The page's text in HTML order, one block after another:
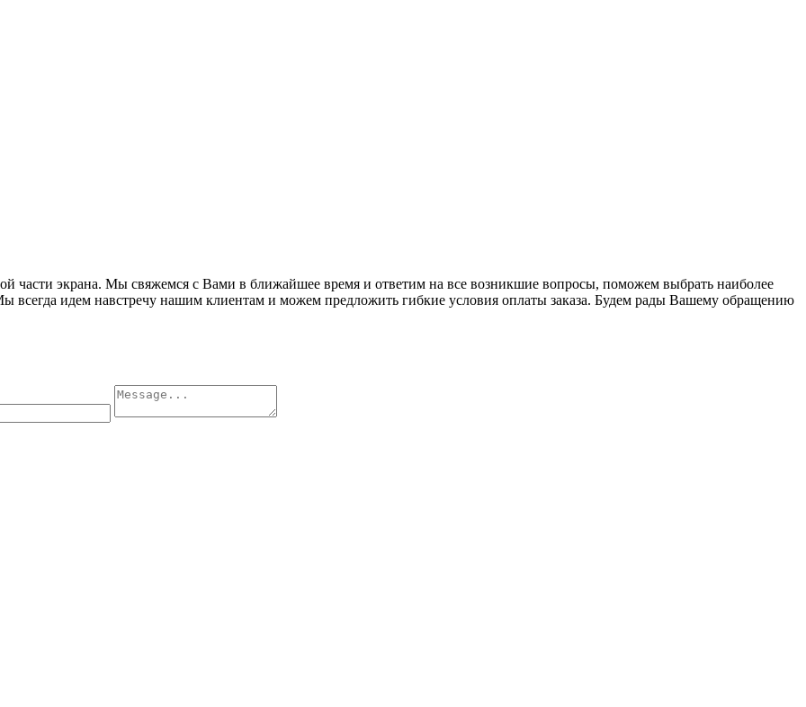
части экрана. Мы свяжемся с Вами в ближайшее время и ответим на все возникшие вопросы, поможем выбрать наиболее
всегда идем навстречу нашим клиентам и можем предложить гибкие условия оплаты заказа. Будем рады Вашему обращению